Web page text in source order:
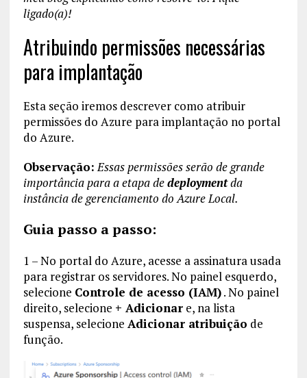
ligado(a)!
Atribuindo permissões necessárias
para implantação
Esta seção iremos descrever como atribuir
permissões do Azure para implantação no portal
do Azure.
Observação:Essas permissões serão de grande
importância para a etapa dedeploymentda
instância de gerenciamento do Azure Local.
Guia passo a passo:
1 – No portal do Azure, acesse a assinatura usada
para registrar os servidores. No painel esquerdo,
selecione Controle de acesso (IAM). No painel
direito, selecione + Adicionare, na lista
suspensa, selecione Adicionar atribuição de
função.